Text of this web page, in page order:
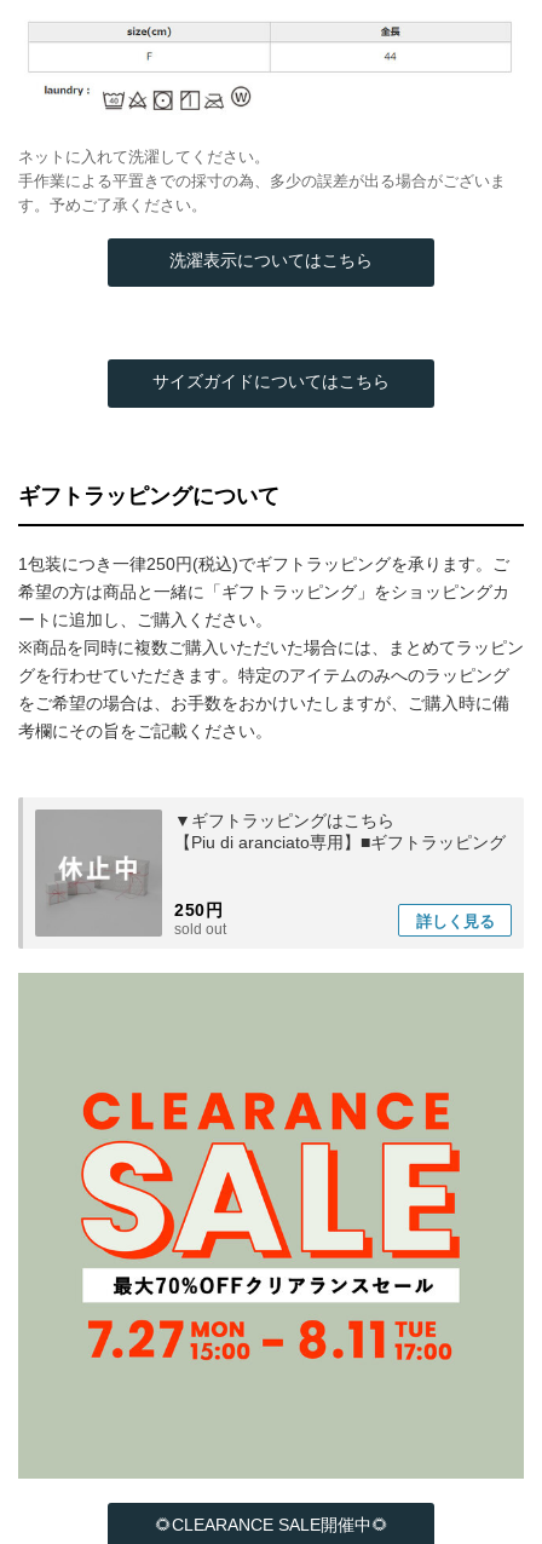
ネットに入れて洗濯してください。
手作業による平置きでの採寸の為、多少の誤差が出る場合がございま
す。予めご了承ください。
洗濯表示についてはこちら
サイズガイドについてはこちら
ギフトラッピングについて
1包装につき一律250円(税込)でギフトラッピングを承ります。ご
希望の方は商品と一緒に「ギフトラッピング」をショッピングカ
ートに追加し、ご購入ください。
※商品を同時に複数ご購入いただいた場合には、まとめてラッピン
グを行わせていただきます。特定のアイテムのみへのラッピング
をご希望の場合は、お手数をおかけいたしますが、ご購入時に備
考欄にその旨をご記載ください。
▼ギフトラッピングはこちら
【Piu di aranciato専用】■ギフトラッピング
250円
sold out 詳しく 見る
🌻CLEARANCE SALE開催中🌻